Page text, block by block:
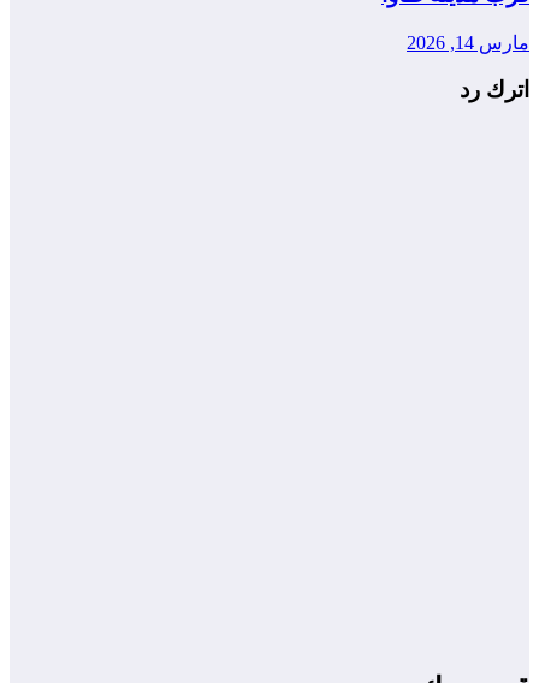
مارس 14, 2026
اترك رد